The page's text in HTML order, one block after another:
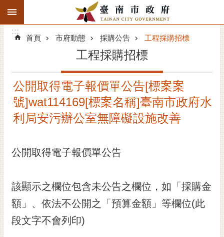
跳到主要內容區塊
搜
階
精彩府城
市府動態
市政資訊
市民互動
:::
:::
首頁 市府動態 採購公告 工程採購招標
工程採購招標
公開取得電子報價單公告[標案案
號]wat114169[標案名稱]臺南市政府水
利局安污辦公室無障礙設施改善
公開取得電子報價單公告
該顯示之欄位包含未公告之欄位，如「採購金
額」、依法不公開之「預算金額」等欄位(此
段文字不會列印)